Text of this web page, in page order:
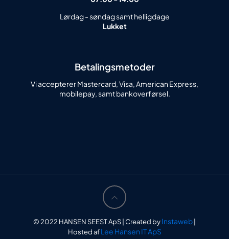
Lørdag - søndag samt helligdage
Lukket
Betalingsmetoder
Vi accepterer Mastercard, Visa, American Express,
mobilepay, samt bankoverførsel.
© 2022 HANSEN SEEST ApS | Created byInstaweb
Hosted afLee Hansen IT ApS